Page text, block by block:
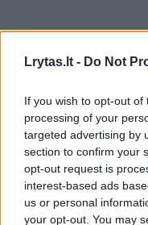
Lrytas.lt - Do Not
If you wish to opt-out
processing of your
targeted advertising by
section to confirm your
opt-out request is
interest-based ads
us or personal
your opt-out. You may
Sinoptikai atsakė,
savaitę: karščiai